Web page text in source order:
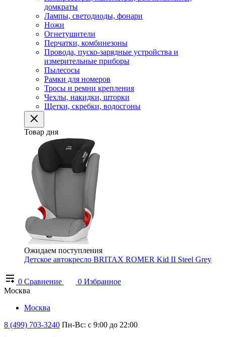
домкраты
Лампы, светодиоды, фонари
Ножи
Огнетушители
Перчатки, комбинезоны
Провода, пуско-зарядные устройства и
измерительные приборы
Пылесосы
Рамки для номеров
Тросы и ремни крепления
Чехлы, накидки, шторки
Щетки, скребки, водосгоны
Товар дня
Ожидаем поступления
Детское автокресло BRITAX ROMER Kid II Steel Grey
0 Сравнение 0 Избранное
Москва
Москва
8 (499) 703-3240 Пн-Вс: с 9:00 до 22:00